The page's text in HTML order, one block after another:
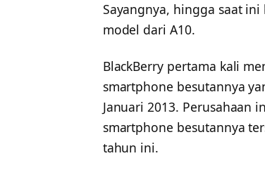
Sayangnya, hingga saat
model dari A10.
BlackBerry pertama kali
smartphone besutannya
Januari 2013. Perusahaan
smartphone besutannya
tahun ini.